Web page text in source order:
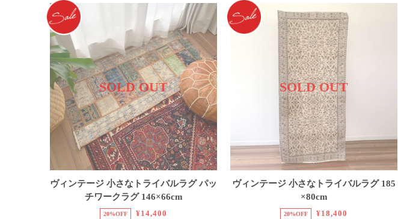
SOLD OUT
ヴィンテージ 小さなトライバルラグ パッ
チワークラグ 146×66cm
20%OFF ¥14,400
SOLD OUT
ヴィンテージ 小さなトライバルラグ 185
×80cm
20%OFF ¥18,400